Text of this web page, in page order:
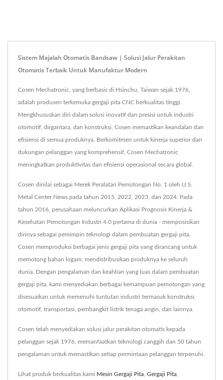
Sistem Majalah Otomatis Bandsaw | Solusi Jalur Perakitan
Otomatis Terbaik Untuk Manufaktur Modern
Cosen Mechatronic, yang berbasis di Hsinchu, Taiwan sejak 1976,
adalah produsen terkemuka gergaji pita CNC berkualitas tinggi.
Mengkhususkan diri dalam solusi inovatif dan presisi untuk industri
otomotif, dirgantara, dan konstruksi, Cosen memastikan keandalan dan
efisiensi di semua produknya. Berkomitmen untuk kinerja superior dan
dukungan pelanggan yang komprehensif, Cosen Mechatronic
meningkatkan produktivitas dan efisiensi operasional secara global.
Cosen dinilai sebagai Merek Peralatan Pemotongan No. 1 oleh U.S.
Metal Center News pada tahun 2015, 2022, 2023, dan 2024. Pada
tahun 2016, perusahaan meluncurkan Aplikasi Prognosis Kinerja &
Kesehatan Pemotongan Industri 4.0 pertama di dunia - memposisikan
dirinya sebagai pemimpin teknologi dalam pembuatan gergaji pita.
Cosen memproduksi berbagai jenis gergaji pita yang dirancang untuk
memotong bahan logam, mendistribusikan produknya ke seluruh
dunia. Dengan pengalaman dan keahlian yang luas dalam pembuatan
gergaji pita, kami menyediakan berbagai kemampuan pemotongan yang
disesuaikan untuk memenuhi tuntutan industri termasuk konstruksi,
otomotif, transportasi, pembangkit listrik tenaga angin, dan lainnya.
Cosen telah menyediakan solusi jalur perakitan otomatis kepada
pelanggan sejak 1976, memanfaatkan teknologi canggih dan 50 tahun
pengalaman untuk memastikan setiap permintaan pelanggan terpenuhi.
Lihat produk berkualitas kami Mesin Gergaji Pita Gergaji Pita